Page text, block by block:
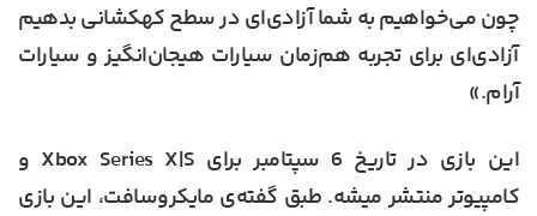
چون می‌خواهیم به شما آزادی‌ای در سطح کهکشانی بدهیم
آزادی‌ای برای تجربه هم‌زمان سیارات هیجان‌انگیز و سیارات
آرام.»
این بازی در تاریخ 6 سپتامبر برای Xbox Series X|S و
کامپیوتر منتشر میشه. طبق گفته‌ی مایکروسافت، این بازی